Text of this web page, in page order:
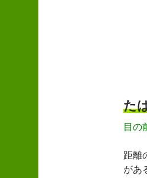
た
目の
距離
があ